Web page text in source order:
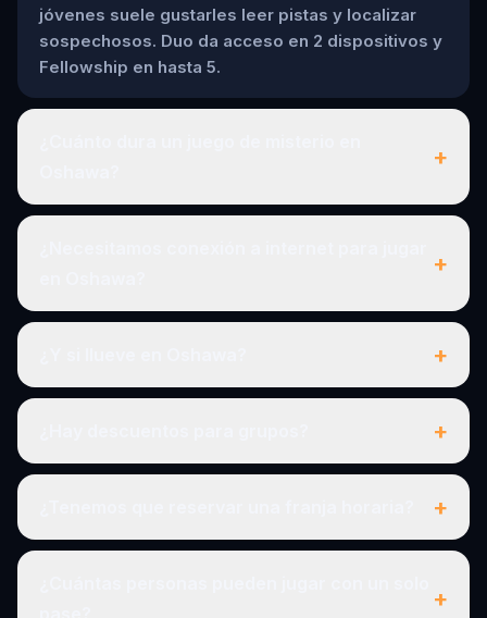
jóvenes suele gustarles leer pistas y localizar
sospechosos. Duo da acceso en 2 dispositivos y
Fellowship en hasta 5.
+
+
+
+
+
+